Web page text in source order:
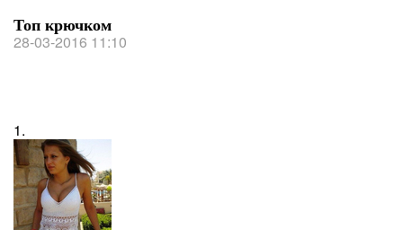
Топ крючком
28-03-2016 11:10
1.